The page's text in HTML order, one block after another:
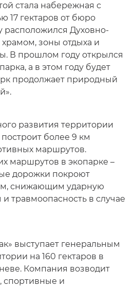
стала набережная с
17 гектаров от бюро
расположился Духовно-
зоны отдыха и
В прошлом году открылся
а в этом году будет
продолжает природный
развития территории
более 9 км
маршрутов.
маршрутов в экопарке –
дорожки покроют
снижающим ударную
и травмоопасность в случае
выступает генеральным
на 160 гектаров в
Компания возводит
спортивные и